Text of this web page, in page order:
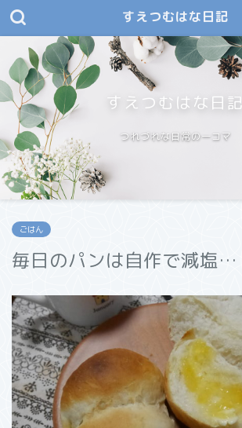
すえつむはな日記
すえつむはな日記
つれづれな日常の一コマ
ごはん
毎日のパンは自作で減塩…